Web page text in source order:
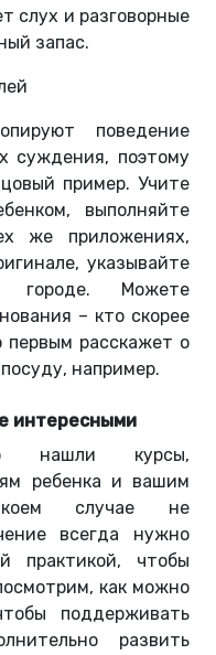
слух и разговорные
запас.
поведение
суждения, поэтому
пример. Учите
выполняйте
же приложениях,
указывайте
городе. Можете
– кто скорее
первым расскажет о
например.
интересными
нашли курсы,
ребенка и вашим
случае не
всегда нужно
практикой, чтобы
как можно
поддерживать
развить